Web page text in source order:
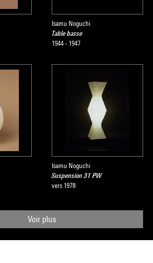
Isamu Noguchi
Table basse
1944 - 1947
Isamu Noguchi
Suspension 31 PW
vers 1978
Voir plus